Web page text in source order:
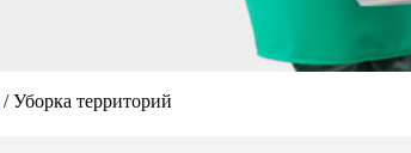
/Уборка территорий